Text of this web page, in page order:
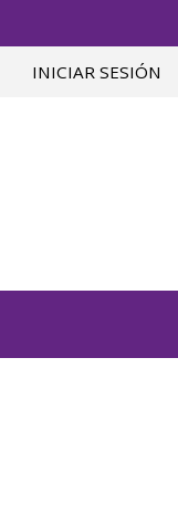
INICIAR SESIÓN